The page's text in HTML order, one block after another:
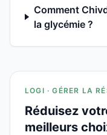
Comment
la glycémie ?
LOGI · GÉRER LA
Réduisez
meilleurs